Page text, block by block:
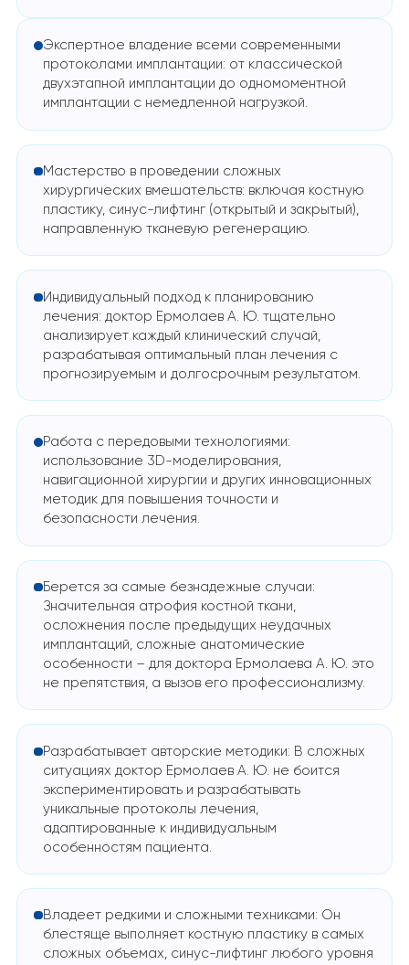
Экспертное владение всеми современными
протоколами имплантации: от классической
двухэтапной имплантации до одномоментной
имплантации с немедленной нагрузкой.
Мастерство в проведении сложных
хирургических вмешательств: включая костную
пластику, синус-лифтинг (открытый и закрытый),
направленную тканевую регенерацию.
Индивидуальный подход к планированию
лечения: доктор Ермолаев А. Ю. тщательно
анализирует каждый клинический случай,
разрабатывая оптимальный план лечения с
прогнозируемым и долгосрочным результатом.
Работа с передовыми технологиями:
использование 3D-моделирования,
навигационной хирургии и других инновационных
методик для повышения точности и
безопасности лечения.
Берется за самые безнадежные случаи:
Значительная атрофия костной ткани,
осложнения после предыдущих неудачных
имплантаций, сложные анатомические
особенности – для доктора Ермолаева А. Ю. это
не препятствия, а вызов его профессионализму.
Разрабатывает авторские методики: В сложных
ситуациях доктор Ермолаев А. Ю. не боится
экспериментировать и разрабатывать
уникальные протоколы лечения,
адаптированные к индивидуальным
особенностям пациента.
Владеет редкими и сложными техниками: Он
блестяще выполняет костную пластику в самых
сложных объемах, синус-лифтинг любого уровня